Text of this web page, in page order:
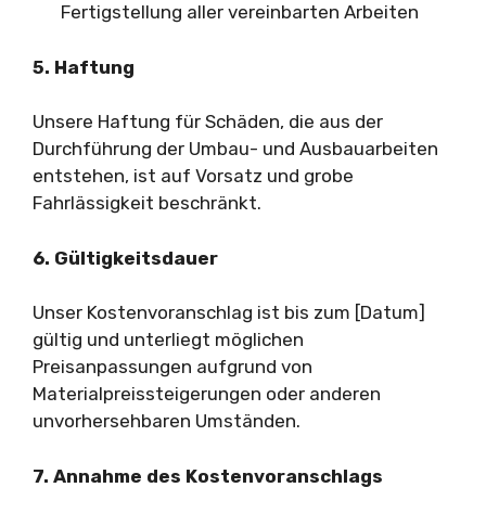
Fertigstellung aller vereinbarten Arbeiten
5. Haftung
Unsere Haftung für Schäden, die aus der
Durchführung der Umbau- und Ausbauarbeiten
entstehen, ist auf Vorsatz und grobe
Fahrlässigkeit beschränkt.
6. Gültigkeitsdauer
Unser Kostenvoranschlag ist bis zum [Datum]
gültig und unterliegt möglichen
Preisanpassungen aufgrund von
Materialpreissteigerungen oder anderen
unvorhersehbaren Umständen.
7. Annahme des Kostenvoranschlags